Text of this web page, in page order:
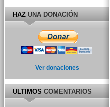
HAZUNA DONACIÓN
Ver donaciones
ULTIMOSCOMENTARIOS